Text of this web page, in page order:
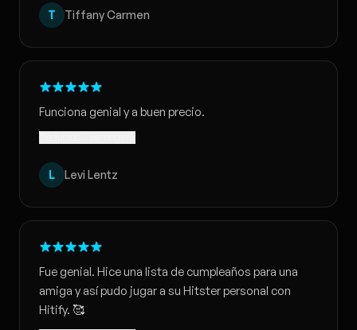
T Tiffany Carmen
Funciona genial y a buen precio.
L Levi Lentz
Fue genial. Hice una lista de cumpleaños para una
amiga y así pudo jugar a su Hitster personal con
Hitify. 🥰